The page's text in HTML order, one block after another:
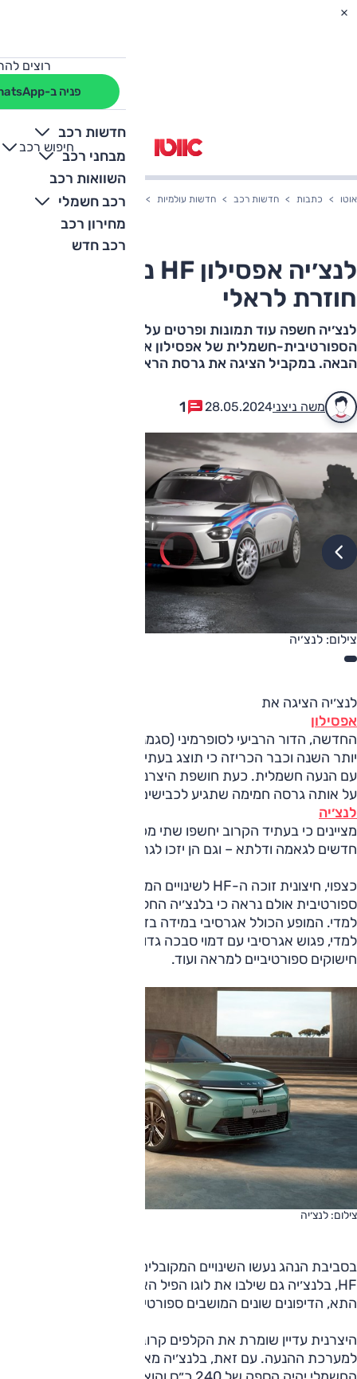
רוצים
פניה ב-WhatsApp
חדשות רכב
מבחני רכב
השוואות רכב
רכב חשמלי
מחירון רכב
רכב חדש
חיפוש רכב
+
-
אוטו כתבות חדשות רכב חדשות עולמיות לנצ׳יה אפסילון HF נחשפת, וגם חוזרת לראלי
לנצ׳יה אפסילון HF נחשפת, וגם
חוזרת לראלי
הספורטיבית-חשמלית של אפסילון אשר תגיע לכבישים בשנה
הבאה. במקביל הציגה את גרסת הראלי עם מנוע בנזין
משה ניצני28.05.2024
1
צילום: לנצ׳יה
לנצ׳יה הציגה את
אפסילון
יותר השנה וכבר הכריזה כי תוצג בעתיד גרסה חמה וספורטיבית
עם הנעה חשמלית. כעת חושפת היצרנית קצת תמונות ופרטים
על אותה גרסה חמימה שתגיע לכבישים בשנת 2025. ב
לנצ׳יה
מציינים כי בעתיד הקרוב יחשפו שתי מכוניות נוספות – דורות
חדשים לגאמה ודלתא – וגם הן יזכו לגרסאות HF ספורטיביות.
כצפוי, חיצונית זוכה ה-HF לשינויים המתבקשים מגרסה
ספורטיבית אולם נראה כי בלנצ׳יה החליטו ללכת בכיוון בולט ונועז
למדי. המופע הכולל אגרסיבי במידה בזכות ניפוחי מרכב בולטים
למדי, פגוש אגרסיבי עם דמוי סבכה גדול, צביעה דו-גוונית,
חישוקים ספורטיביים למראה ועוד.
צילום: לנצ׳יה
בסביבת הנהג נעשו השינויים המקובלים: גלגל ההגה זוכה לתג
HF, בלנצ׳יה גם שילבו את לוגו הפיל האייקוני מן העבר ברחבי
התא, הדיפונים שונים המושבים ספורטיביים למראה ועוד.
היצרנית עדיין שומרת את הקלפים קרוב לחזה בכל הקשור
למערכת ההנעה. עם זאת, בלנצ׳יה מאשרים שוב כי למנוע